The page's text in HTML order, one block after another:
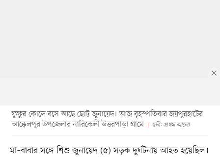
ফুফুর কোলে বসে আছে ছোট্ট জুনায়েদ। আজ বৃহস্পতিবার জয়পুরহাটের
আক্কেলপুর উপজেলার নারিকেলী উত্তরপাড়া গ্রামে
ছবি: প্রথম আলো
মা–বাবার সঙ্গে শিশু জুনায়েদ (৫) সড়ক দুর্ঘটনায় আহত হয়েছিল।